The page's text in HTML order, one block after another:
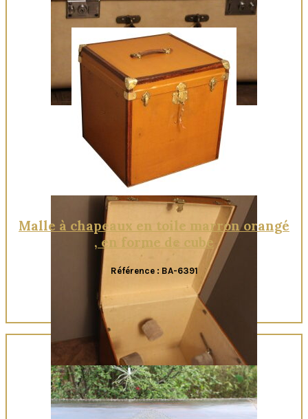
Quick View
Quick View
Malle à chapeaux en toile marron orangé
, en forme de cube
Référence : BA-6391